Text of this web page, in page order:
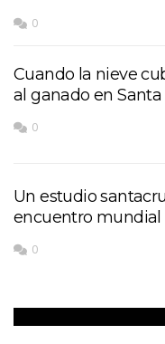
0
Cuando la nieve
al ganado en Santa
0
Un estudio
encuentro mundial
0